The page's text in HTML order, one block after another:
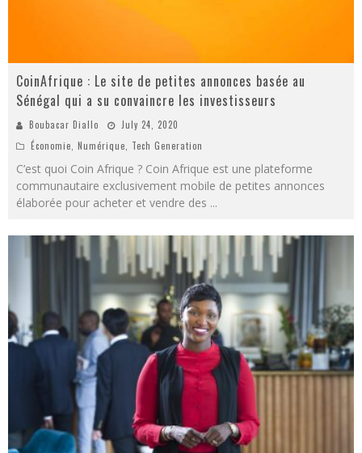
CoinAfrique : Le site de petites annonces basée au
Sénégal qui a su convaincre les investisseurs
Boubacar Diallo
July 24, 2020
Économie Numérique Tech Generation
C’est quoi Coin Afrique ? Coin Afrique est une plateforme
communautaire exclusivement mobile de petites annonces
élaborée pour acheter et vendre des ...